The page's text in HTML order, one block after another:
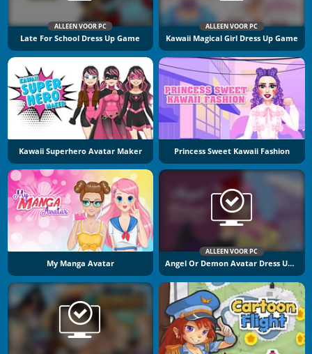
ALLEEN VOOR PC
Late For School Dress Up Game
ALLEEN VOOR PC
Kawaii Magical Girl Dress Up Game
Kawaii Superhero Avatar Maker Princess Sweet Kawaii Fashion
My Manga Avatar
ALLEEN VOOR PC
Angel Or Demon Avatar Dress Up Game